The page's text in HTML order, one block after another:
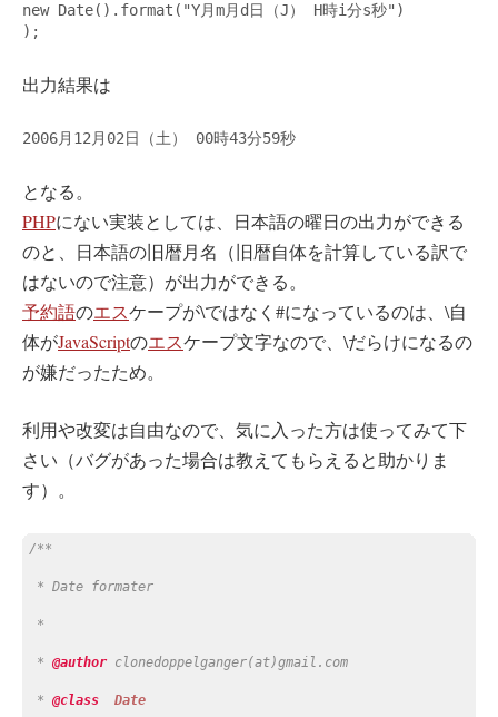
new Date().format("Y月m月d日（J） H時i分s秒")
);
出力結果は
2006月12月02日（土） 00時43分59秒
となる。
PHPにない実装としては、日本語の曜日の出力ができる
のと、日本語の旧暦月名（旧暦自体を計算している訳で
はないので注意）が出力ができる。
予約語のエスケープが\ではなく#になっているのは、\自
体がJavaScriptのエスケープ文字なので、\だらけになるの
が嫌だったため。
利用や改変は自由なので、気に入った方は使ってみて下
さい（バグがあった場合は教えてもらえると助かりま
す）。
/**
* Date formater
*
* @author clonedoppelganger(at)gmail.com
* @class Date